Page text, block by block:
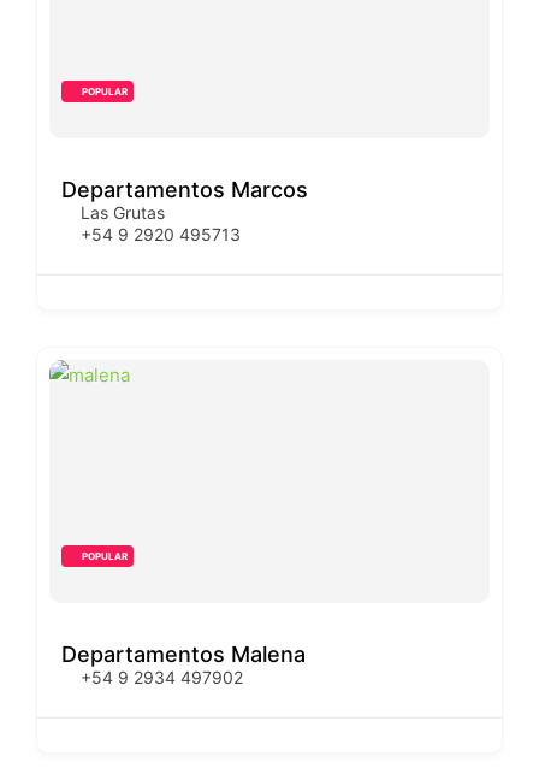
POPULAR
Departamentos Marcos
Las Grutas
+54 9 2920 495713
POPULAR
Departamentos Malena
+54 9 2934 497902